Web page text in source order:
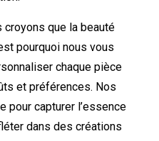
croyons que la beauté
pourquoi nous vous
chaque pièce
et préférences. Nos
pour capturer l’essence
dans des créations